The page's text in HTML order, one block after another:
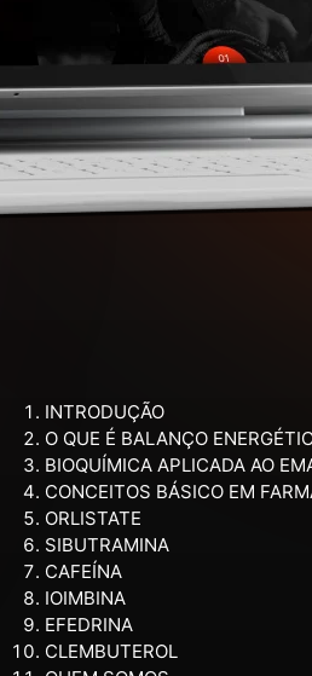
INTRODUÇÃO
O QUE É BALANÇO
BIOQUÍMICA APLICADA AO
CONCEITOS BÁSICO EM
ORLISTATE
SIBUTRAMINA
CAFEÍNA
IOIMBINA
EFEDRINA
CLEMBUTEROL